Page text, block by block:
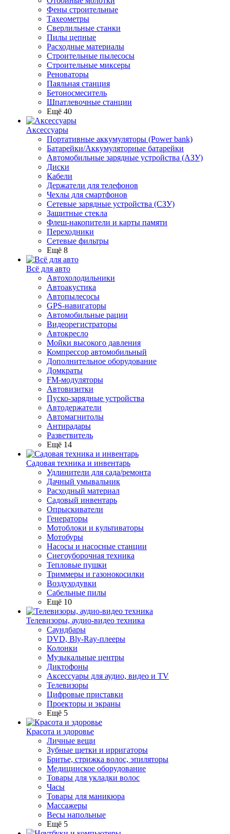
Фены строительные
Тахеометры
Сверлильные станки
Пилы цепные
Расходные материалы
Строительные пылесосы
Строительные миксеры
Реноваторы
Паяльная станция
Бетоносмеситель
Шпатлевочные станции
Ещё 40
Аксессуары
Портативные аккумуляторы (Power bank)
Батарейки/Аккумуляторные батарейки
Автомобильные зарядные устройства (АЗУ)
Диски
Кабели
Держатели для телефонов
Чехлы для смартфонов
Сетевые зарядные устройства (СЗУ)
Защитные стекла
Флеш-накопители и карты памяти
Переходники
Сетевые фильтры
Ещё 8
Всё для авто
Автохолодильники
Автоакустика
Автопылесосы
GPS-навигаторы
Автомобильные рации
Видеорегистраторы
Автокресло
Мойки высокого давления
Компрессор автомобильный
Дополнительное оборудование
Домкраты
FM-модуляторы
Автовизитки
Пуско-зарядные устройства
Автодержатели
Автомагнитолы
Антирадары
Разветвитель
Ещё 14
Садовая техника и инвентарь
Удлинители для сада/ремонта
Дачный умывальник
Расходный материал
Садовый инвентарь
Опрыскиватели
Генераторы
Мотоблоки и культиваторы
Мотобуры
Насосы и насосные станции
Снегоуборочная техника
Тепловые пушки
Триммеры и газонокосилки
Воздуходувки
Сабельные пилы
Ещё 10
Телевизоры, аудио-видео техника
Саундбары
DVD, Bly-Ray-плееры
Колонки
Музыкальные центры
Диктофоны
Аксессуары для аудио, видео и TV
Телевизоры
Цифровые приставки
Проекторы и экраны
Ещё 5
Красота и здоровье
Личные вещи
Зубные щетки и ирригаторы
Бритье, стрижка волос, эпиляторы
Медицинское оборудование
Товары для укладки волос
Часы
Товары для маникюра
Массажеры
Весы напольные
Ещё 5